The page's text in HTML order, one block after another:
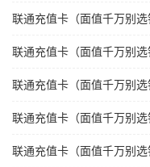
联通充值卡（面值千万别
联通充值卡（面值千万别
联通充值卡（面值千万别
联通充值卡（面值千万别
联通充值卡（面值千万别